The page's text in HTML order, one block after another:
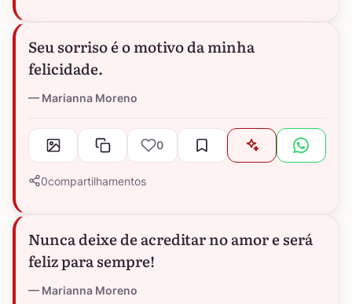
Seu sorriso é o motivo da minha
felicidade.
Marianna Moreno
0
0compartilhamentos
Nunca deixe de acreditar no amor e será
feliz para sempre!
Marianna Moreno